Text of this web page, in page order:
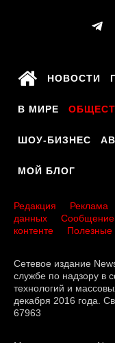
НОВОСТИ
В МИРЕ
ШОУ-БИЗНЕС
МОЙ БЛОГ
Редакция Реклама
данных
Сообщение
контенте
Полезные
Сетевое издание
службе по надзору в
технологий и
декабря 2016 года.
67963